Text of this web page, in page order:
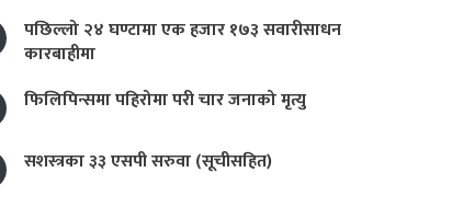
पछिल्लो २४ घण्टामा एक हजार १७३ सवारीसाधन
कारबाहीमा
फिलिपिन्समा पहिरोमा परी चार जनाको मृत्यु
सशस्त्रका ३३ एसपी सरुवा (सूचीसहित)